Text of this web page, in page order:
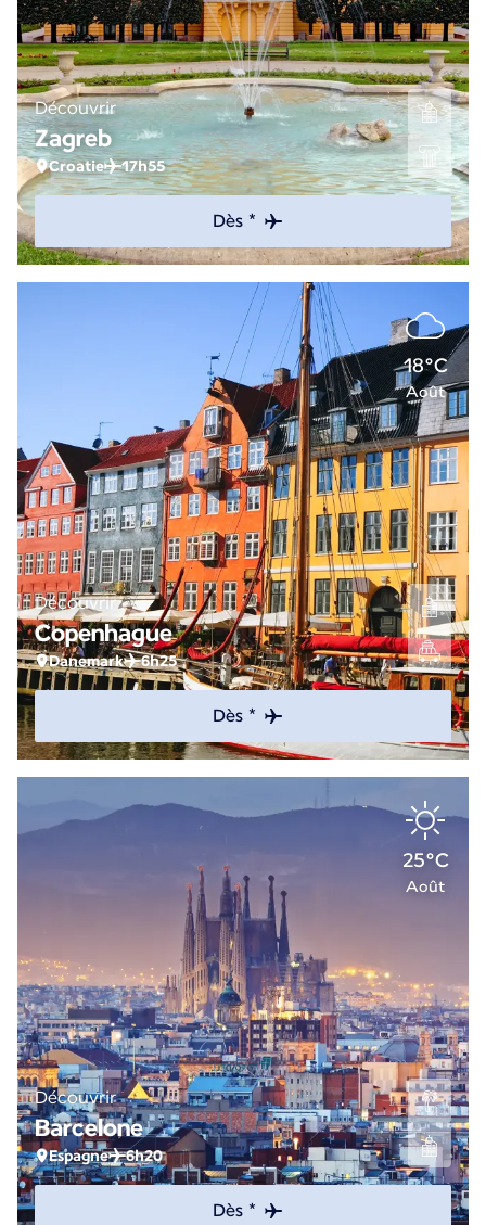
Découvrir
Zagreb
Croatie 17h55
Dès *
18°C
Août
Découvrir
Copenhague
Danemark 6h25
Dès *
25°C
Août
Découvrir
Barcelone
Espagne 6h20
Dès *